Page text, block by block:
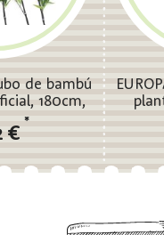
de bambú
180cm,
€
*